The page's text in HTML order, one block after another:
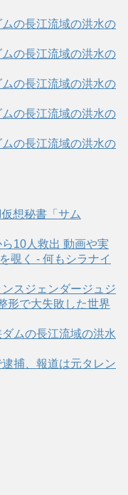
の長江流域の洪水の
の長江流域の洪水の
の長江流域の洪水の
の長江流域の洪水の
の長江流域の洪水の
想秘書「サム
10人救出 動画や実
覗く - 何もシラナイ
スジェンダージュジ
形で大失敗した世界
ムの長江流域の洪水
捕、報道は元タレン